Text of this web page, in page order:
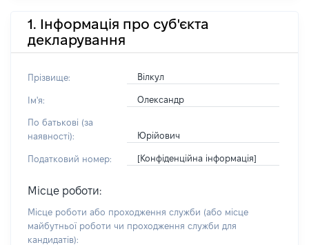
1. Інформація про суб'єкта
декларування
Прізвище: Вілкул
Ім'я: Олександр
По батькові (за
наявності):
Юрійович
Податковий номер: [Конфіденційна інформація]
Місце роботи:
Місце роботи або проходження служби (або місце
майбутньої роботи чи проходження служби для
кандидатів):